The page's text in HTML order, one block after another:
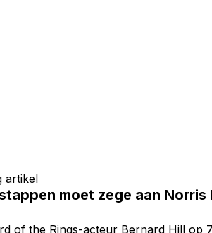
artikel
moet zege aan Norris